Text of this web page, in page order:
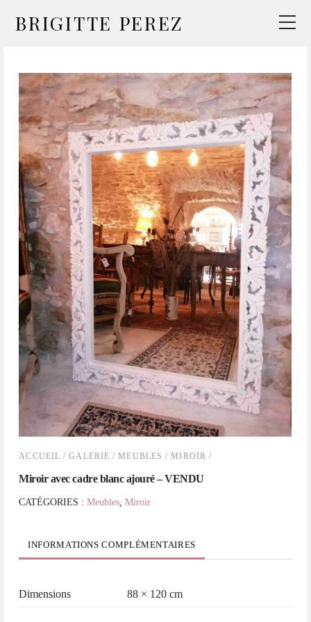
BRIGITTE PEREZ
ACCUEIL /GALERIE /MEUBLES /MIROIR /
Miroir avec cadre blanc ajouré – VENDU
CATÉGORIES :Meubles ,Miroir
INFORMATIONS COMPLÉMENTAIRES
Dimensions 88 × 120 cm